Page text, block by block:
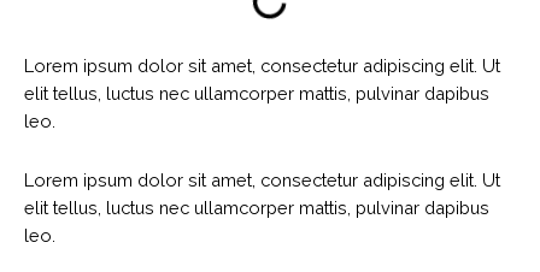
Lorem ipsum dolor sit amet, consectetur adipiscing elit. Ut
elit tellus, luctus nec ullamcorper mattis, pulvinar dapibus
leo.
Lorem ipsum dolor sit amet, consectetur adipiscing elit. Ut
elit tellus, luctus nec ullamcorper mattis, pulvinar dapibus
leo.